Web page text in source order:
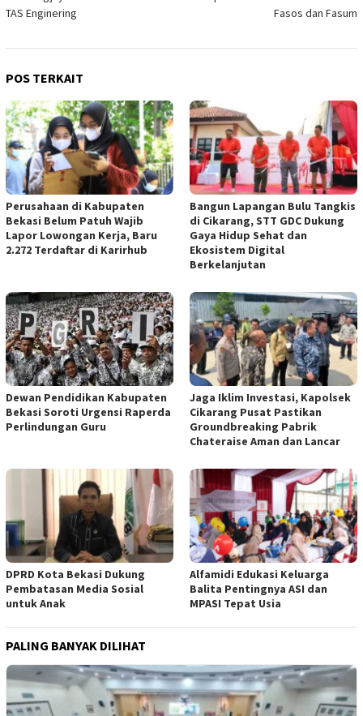
TAS Enginering
Fasos dan Fasum
POS TERKAIT
Perusahaan di Kabupaten
Bekasi Belum Patuh Wajib
Lapor Lowongan Kerja, Baru
2.272 Terdaftar di Karirhub
Bangun Lapangan Bulu Tangkis
di Cikarang, STT GDC Dukung
Gaya Hidup Sehat dan
Ekosistem Digital
Berkelanjutan
Dewan Pendidikan Kabupaten
Bekasi Soroti Urgensi Raperda
Perlindungan Guru
Jaga Iklim Investasi, Kapolsek
Cikarang Pusat Pastikan
Groundbreaking Pabrik
Chateraise Aman dan Lancar
DPRD Kota Bekasi Dukung
Pembatasan Media Sosial
untuk Anak
Alfamidi Edukasi Keluarga
Balita Pentingnya ASI dan
MPASI Tepat Usia
PALING BANYAK DILIHAT